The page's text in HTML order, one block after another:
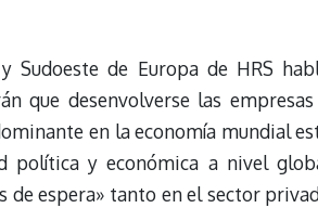
Sudoeste de Europa de HRS
que desenvolverse las
en la economía mundial
política y económica a nivel
de espera» tanto en el sector